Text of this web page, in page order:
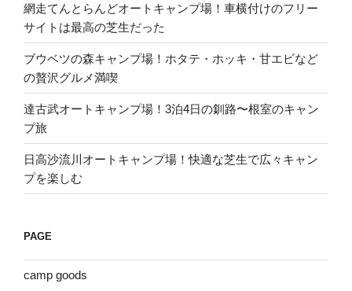
網走てんとらんどオートキャンプ場！車横付けのフリー
サイトは最高の芝生だった
ブウベツの森キャンプ場！ホタテ・ホッキ・甘エビなど
の贅沢グルメ満喫
達古武オートキャンプ場！3泊4日の釧路〜根室のキャン
プ旅
日高沙流川オートキャンプ場！快適な芝生で広々キャン
プを楽しむ
PAGE
camp goods